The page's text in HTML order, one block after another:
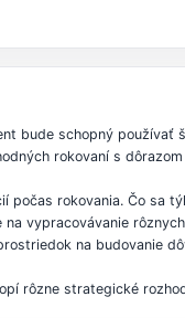
bude schopný používať
rokovaní s
rokovania. Čo sa
vypracovávanie
na budovanie
rôzne strategické